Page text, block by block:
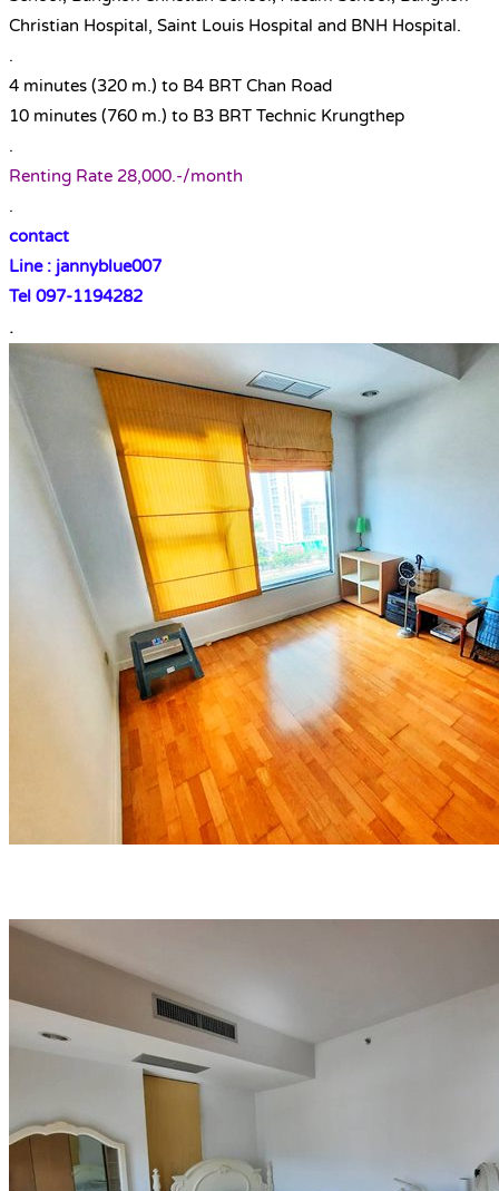
Christian Hospital, Saint Louis Hospital and BNH Hospital.
.
4 minutes (320 m.) to B4 BRT Chan Road
10 minutes (760 m.) to B3 BRT Technic Krungthep
.
Renting Rate 28,000.-/month
.
contact
Line : jannyblue007
Tel 097-1194282
.